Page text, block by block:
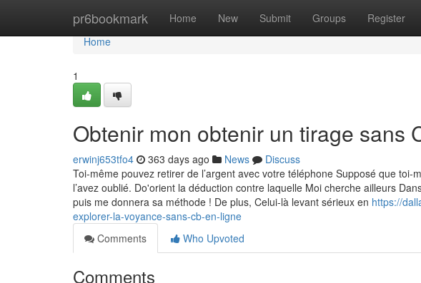
pr6bookmark Home New Submit Groups Register
Home
Home
1
Obtenir mon obtenir un tirage sans
erwinj653tfo4 363 days ago News
Discuss
Toi-même pouvez retirer de l’argent avec votre téléphone Supposé que
l’avez oublié. Do'orient la déduction contre laquelle Moi cherche ailleurs
puis me donnera sa méthode ! De plus, Celui-là levant sérieux en https://
explorer-la-voyance-sans-cb-en-ligne
Comments
Who Upvoted
Comments